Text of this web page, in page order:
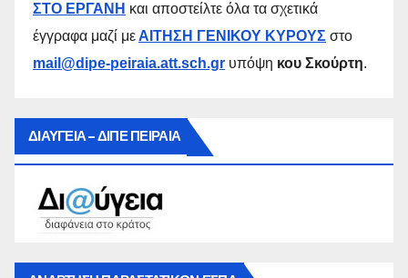
ΣΤΟ ΕΡΓΑΝΗ και αποστείλτε όλα τα σχετικά
έγγραφα μαζί μεΑΙΤΗΣΗ ΓΕΝΙΚΟΥ ΚΥΡΟΥΣ στο
mail@dipe-peiraia.att.sch.gr υπόψη κου Σκούρτη.
ΔΙΑΥΓΕΙΑ – ΔΙΠΕ ΠΕΙΡΑΙΑ